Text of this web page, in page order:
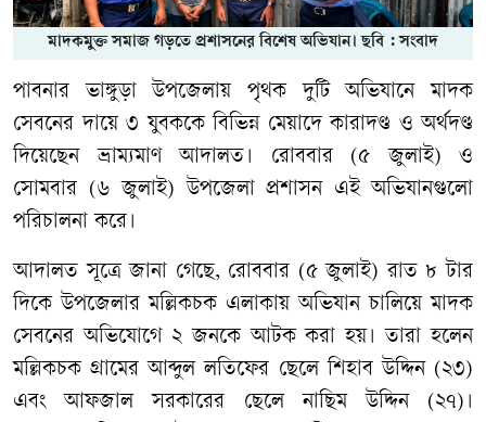
মাদকমুক্ত সমাজ গড়তে প্রশাসনের বিশেষ অভিযান। ছবি : সংবাদ
পাবনার ভাঙ্গুড়া উপজেলায় পৃথক দুটি অভিযানে মাদক
সেবনের দায়ে ৩ যুবককে বিভিন্ন মেয়াদে কারাদণ্ড ও অর্থদণ্ড
দিয়েছেন ভ্রাম্যমাণ আদালত। রোববার (৫ জুলাই) ও
সোমবার (৬ জুলাই) উপজেলা প্রশাসন এই অভিযানগুলো
পরিচালনা করে।
আদালত সূত্রে জানা গেছে, রোববার (৫ জুলাই) রাত ৮ টার
দিকে উপজেলার মল্লিকচক এলাকায় অভিযান চালিয়ে মাদক
সেবনের অভিযোগে ২ জনকে আটক করা হয়। তারা হলেন
মল্লিকচক গ্রামের আব্দুল লতিফের ছেলে শিহাব উদ্দিন (২৩)
এবং আফজাল সরকারের ছেলে নাছিম উদ্দিন (২৭)।